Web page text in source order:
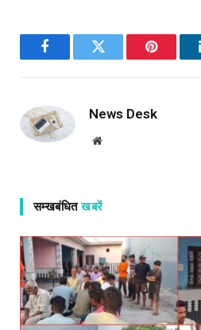
FacebookTwitter Pinterest
News Desk
Website
सम्खबंधितखबरें